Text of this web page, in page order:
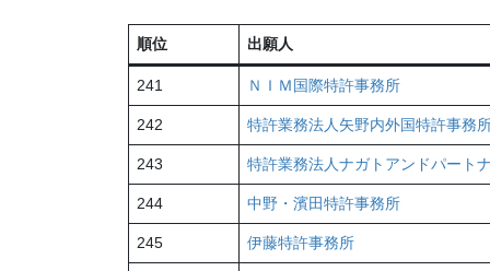
順位 出願人
241 ＮＩＭ国際特許事務所
242 特許業務法人矢野内外国特許事務
243 特許業務法人ナガトアンドパート
244 中野・濱田特許事務所
245 伊藤特許事務所